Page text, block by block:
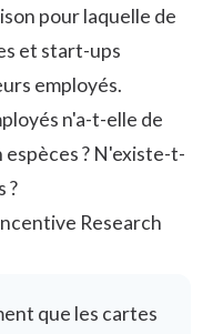
pour laquelle de
et start-ups
employés.
n'a-t-elle de
? N'existe-t-
?
Research
que les cartes